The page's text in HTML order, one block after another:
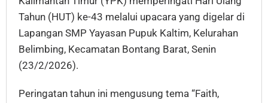
Tahun (HUT) ke-43 melalui upacara yang digelar di
Lapangan SMP Yayasan Pupuk Kaltim, Kelurahan
Belimbing, Kecamatan Bontang Barat, Senin
(23/2/2026).
Peringatan tahun ini mengusung tema “Faith,